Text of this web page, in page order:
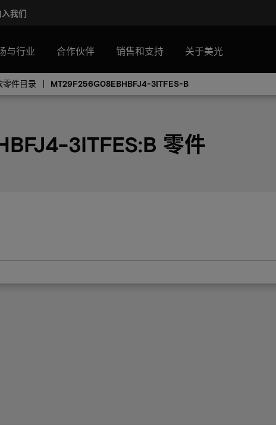
入我们
与行业 合作伙伴 销售和支持 关于美光
零件目录 MT29F256G08EBHBFJ4-3ITFES-B
3ITFES:B 零件